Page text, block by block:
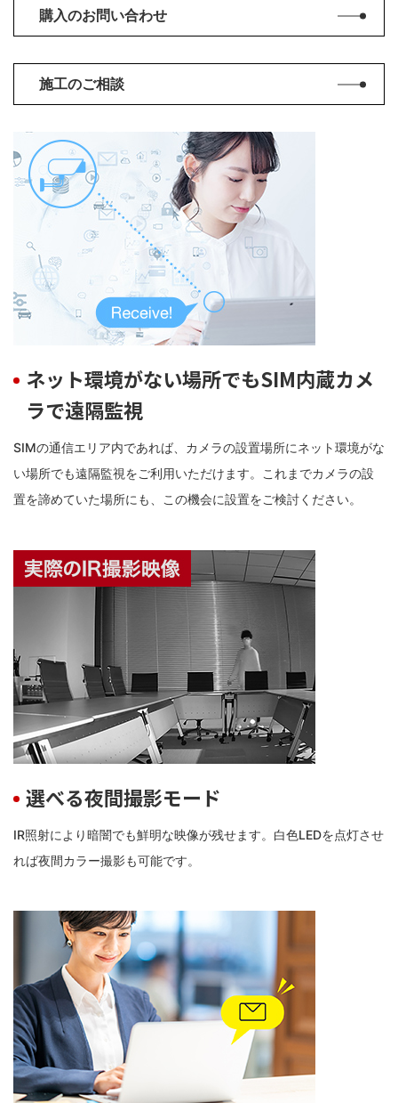
購入のお問い合わせ
施工のご相談
ネット環境がない場所でもSIM内蔵カメ
ラで遠隔監視
SIMの通信エリア内であれば、カメラの設置場所にネット環境がな
い場所でも遠隔監視をご利用いただけます。これまでカメラの設
置を諦めていた場所にも、この機会に設置をご検討ください。
選べる夜間撮影モード
IR照射により暗闇でも鮮明な映像が残せます。白色LEDを点灯させ
れば夜間カラー撮影も可能です。